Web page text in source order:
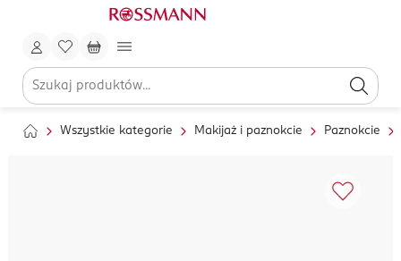
Wszystkie kategorie Makijaż i paznokcie Paznokcie